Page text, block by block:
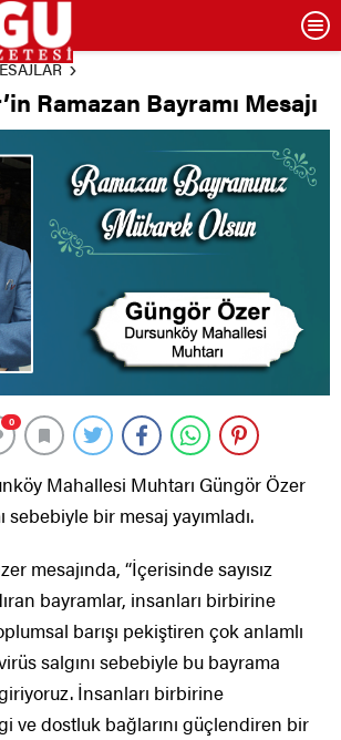
Ramazan Bayramı Mesajı
0
Mahallesi Muhtarı Güngör Özer
sebebiyle bir mesaj yayımladı.
mesajında, “İçerisinde sayısız
bayramlar, insanları birbirine
barışı pekiştiren çok anlamlı
salgını sebebiyle bu bayrama
İnsanları birbirine
ve dostluk bağlarını güçlendiren bir